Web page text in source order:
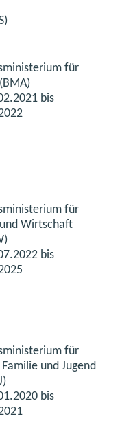
für
bis
für
Wirtschaft
bis
für
und Jugend
bis